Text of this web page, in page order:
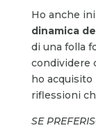
Ho anche
dinamica
di una folla
condividere
ho acquisito
riflessioni
SE